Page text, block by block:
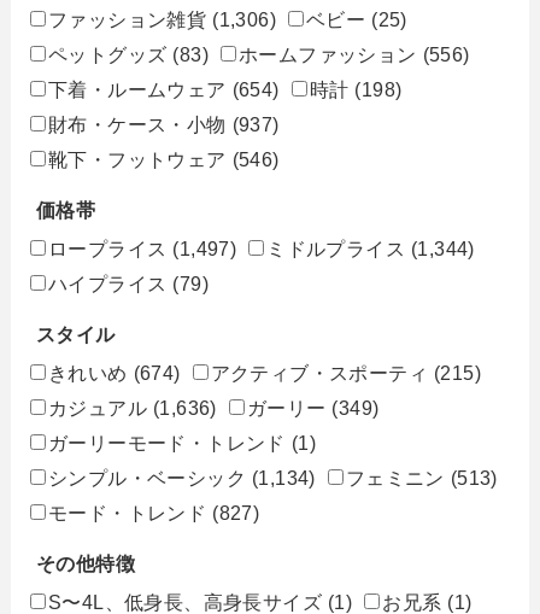
ファッション雑貨 (1,306) ベビー (25)
ペットグッズ (83) ホームファッション (556)
下着・ルームウェア (654) 時計 (198)
財布・ケース・小物 (937)
靴下・フットウェア (546)
価格帯
ロープライス (1,497) ミドルプライス (1,344)
ハイプライス (79)
スタイル
きれいめ (674) アクティブ・スポーティ (215)
カジュアル (1,636) ガーリー (349)
ガーリーモード・トレンド (1)
シンプル・ベーシック (1,134) フェミニン (513)
モード・トレンド (827)
その他特徴
S〜4L、低身長、高身長サイズ (1) お兄系 (1)